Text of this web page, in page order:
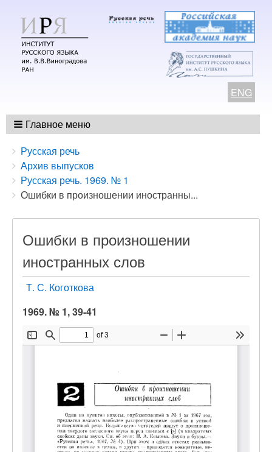
ENG
Главное меню
Breadcrumbs
You
are
here:
Русская речь
Архив выпусков
Русская речь. 1969. № 1
Ошибки в произношении иностранны...
Ошибки в произношении
иностранных слов
Т. С. Коготкова
1969. № 1, 39-41